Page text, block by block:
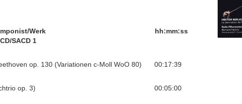
Werk
hh:mm:ss
CD/SACD 1
op. 130 (Variationen c-Moll WoO 80)
00:17:39
op. 3)
00:05:00